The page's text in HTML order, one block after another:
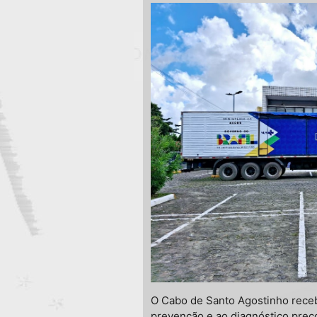
O Cabo de Santo Agostinho